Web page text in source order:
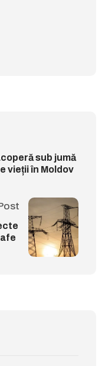
sub jumă
vieții în Moldov